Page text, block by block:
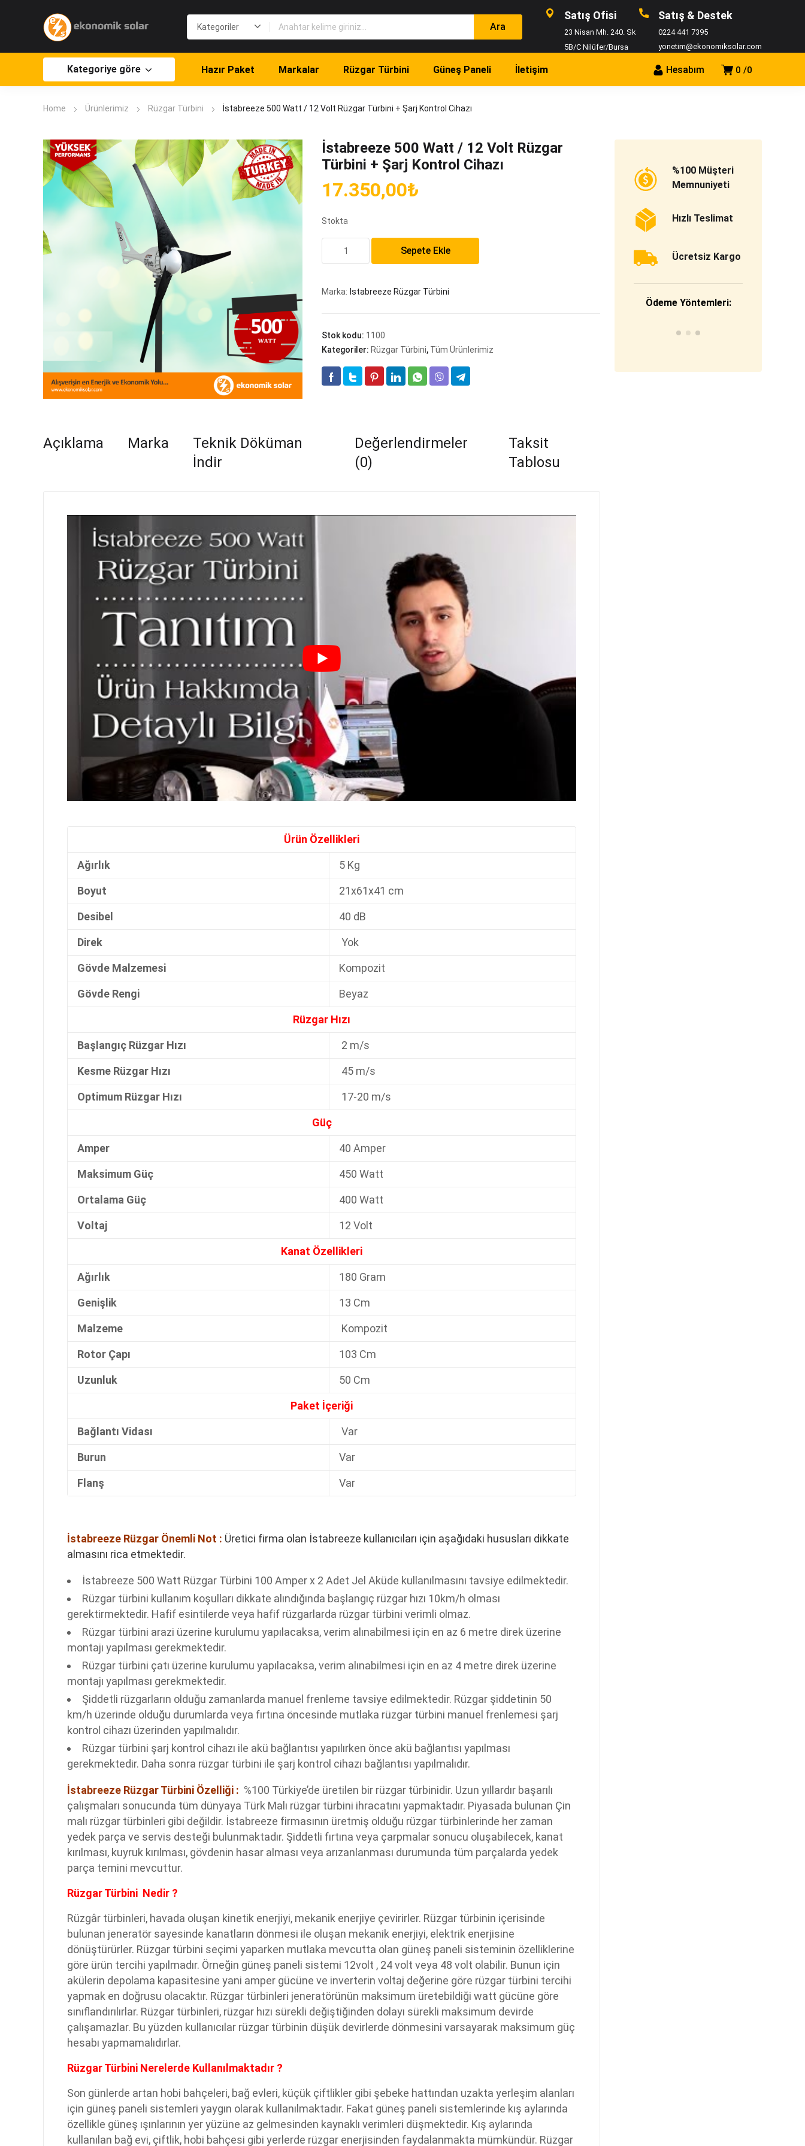
Satış Ofisi
23 Nisan Mh. 240. Sk
5B/C Nilüfer/Bursa
Satış & Destek
0224 441 7395
yonetim@ekonomiksolar.com
0 0
Hesabım
Kategoriye göre Hazır Paket Markalar Rüzgar Türbini Güneş Paneli İletişim
Home Ürünlerimiz Rüzgar Türbini İstabreeze 500 Watt / 12 Volt Rüzgar Türbini + Şarj Kontrol Cihazı
İstabreeze 500 Watt / 12 Volt Rüzgar
Türbini + Şarj Kontrol Cihazı
17.350,00₺
Stokta
12
Türbini
+
Kontrol
Cihazı
Sepete Ekle
Marka: Istabreeze Rüzgar Türbini
Stok kodu: 1100
Kategoriler: Rüzgar Türbini, Tüm Ürünlerimiz
Açıklama Marka
Teknik Döküman
İndir
Değerlendirmeler
(0)
Taksit
Tablosu
Ürün Özellikleri
Ağırlık 5 Kg
Boyut 21x61x41 cm
Desibel 40 dB
Direk Yok
Gövde Malzemesi Kompozit
Gövde Rengi Beyaz
Rüzgar Hızı
Başlangıç Rüzgar Hızı 2 m/s
Kesme Rüzgar Hızı 45 m/s
Optimum Rüzgar Hızı 17-20 m/s
Güç
Amper 40 Amper
Maksimum Güç 450 Watt
Ortalama Güç 400 Watt
Voltaj 12 Volt
Kanat Özellikleri
Ağırlık 180 Gram
Genişlik 13 Cm
Malzeme Kompozit
Rotor Çapı 103 Cm
Uzunluk 50 Cm
Paket İçeriği
Bağlantı Vidası Var
Burun Var
Flanş Var
İstabreeze Rüzgar Önemli Not : Üretici firma olan İstabreeze kullanıcıları için aşağıdaki hususları dikkate
almasını rica etmektedir.
İstabreeze 500 Watt Rüzgar Türbini 100 Amper x 2 Adet Jel Aküde kullanılmasını tavsiye edilmektedir.
Rüzgar türbini kullanım koşulları dikkate alındığında başlangıç rüzgar hızı 10km/h olması
gerektirmektedir. Hafif esintilerde veya hafif rüzgarlarda rüzgar türbini verimli olmaz.
Rüzgar türbini arazi üzerine kurulumu yapılacaksa, verim alınabilmesi için en az 6 metre direk üzerine
montajı yapılması gerekmektedir.
Rüzgar türbini çatı üzerine kurulumu yapılacaksa, verim alınabilmesi için en az 4 metre direk üzerine
montajı yapılması gerekmektedir.
Şiddetli rüzgarların olduğu zamanlarda manuel frenleme tavsiye edilmektedir. Rüzgar şiddetinin 50
km/h üzerinde olduğu durumlarda veya fırtına öncesinde mutlaka rüzgar türbini manuel frenlemesi şarj
kontrol cihazı üzerinden yapılmalıdır.
Rüzgar türbini şarj kontrol cihazı ile akü bağlantısı yapılırken önce akü bağlantısı yapılması
gerekmektedir. Daha sonra rüzgar türbini ile şarj kontrol cihazı bağlantısı yapılmalıdır.
İstabreeze Rüzgar Türbini Özelliği : %100 Türkiye’de üretilen bir rüzgar türbinidir. Uzun yıllardır başarılı
çalışmaları sonucunda tüm dünyaya Türk Malı rüzgar türbini ihracatını yapmaktadır. Piyasada bulunan Çin
malı rüzgar türbinleri gibi değildir. İstabreeze firmasının üretmiş olduğu rüzgar türbinlerinde her zaman
yedek parça ve servis desteği bulunmaktadır. Şiddetli fırtına veya çarpmalar sonucu oluşabilecek, kanat
kırılması, kuyruk kırılması, gövdenin hasar alması veya arızanlanması durumunda tüm parçalarda yedek
parça temini mevcuttur.
Rüzgar Türbini Nedir ?
Rüzgâr türbinleri, havada oluşan kinetik enerjiyi, mekanik enerjiye çevirirler. Rüzgar türbinin içerisinde
bulunan jeneratör sayesinde kanatların dönmesi ile oluşan mekanik enerjiyi, elektrik enerjisine
dönüştürürler. Rüzgar türbini seçimi yaparken mutlaka mevcutta olan güneş paneli sisteminin özelliklerine
göre ürün tercihi yapılmadır. Örneğin güneş paneli sistemi 12volt , 24 volt veya 48 volt olabilir. Bunun için
akülerin depolama kapasitesine yani amper gücüne ve inverterin voltaj değerine göre rüzgar türbini tercihi
yapmak en doğrusu olacaktır. Rüzgar türbinleri jeneratörünün maksimum üretebildiği watt gücüne göre
sınıflandırılırlar. Rüzgar türbinleri, rüzgar hızı sürekli değiştiğinden dolayı sürekli maksimum devirde
çalışamazlar. Bu yüzden kullanıcılar rüzgar türbinin düşük devirlerde dönmesini varsayarak maksimum güç
hesabı yapmamalıdırlar.
Rüzgar Türbini Nerelerde Kullanılmaktadır ?
Son günlerde artan hobi bahçeleri, bağ evleri, küçük çiftlikler gibi şebeke hattından uzakta yerleşim alanları
için güneş paneli sistemleri yaygın olarak kullanılmaktadır. Fakat güneş paneli sistemlerinde kış aylarında
özellikle güneş ışınlarının yer yüzüne az gelmesinden kaynaklı verimleri düşmektedir. Kış aylarında
kullanılan bağ evi, çiftlik, hobi bahçesi gibi yerlerde rüzgar enerjisinden faydalanmakta mümkündür. Rüzgar
%100 Müşteri
Memnuniyeti
Hızlı Teslimat
Ücretsiz Kargo
Ödeme Yöntemleri: